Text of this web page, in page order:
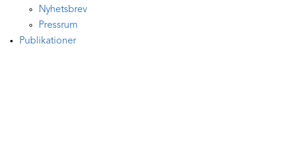
Nyhetsbrev
Pressrum
Publikationer